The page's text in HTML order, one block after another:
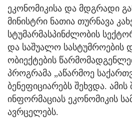
ეკონომიკისა და მდგრადი
მინისტრი ნათია თურნავა
სტუმარმასპინძლობის
და საშუალო სასტუმროების
ობიექტების
პროგრამა „აწარმოე
ბენეფიციარებს შეხვდა. ამის
ინფორმაციას ეკონომიკის
ავრცელებს.